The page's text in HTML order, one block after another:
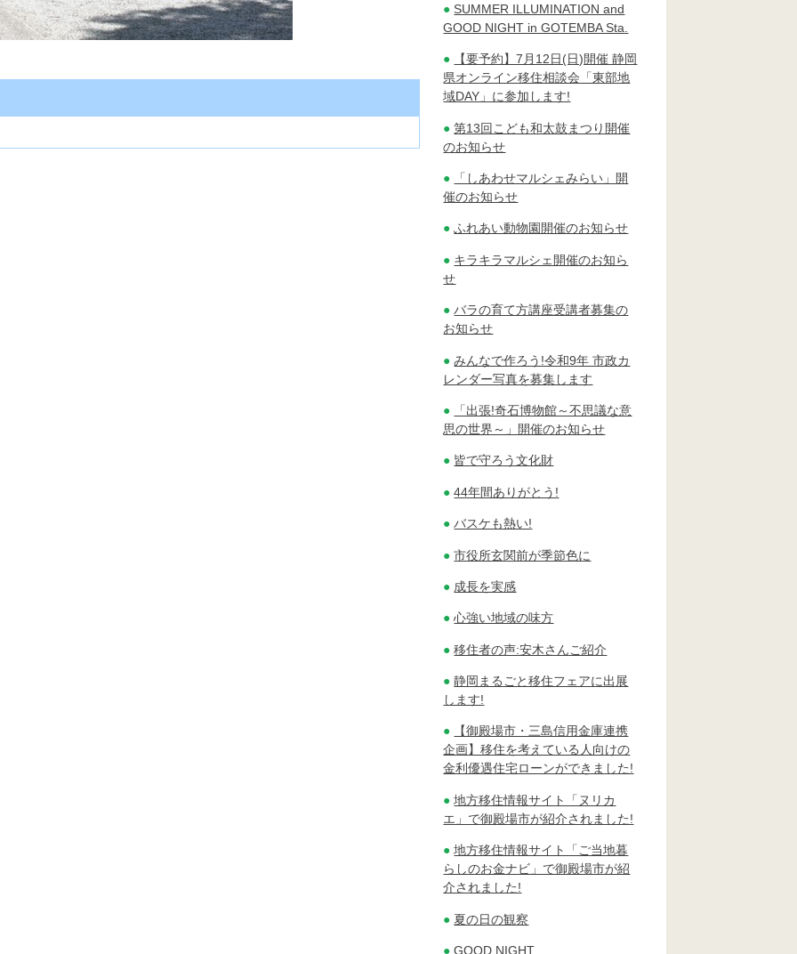
SUMMER ILLUMINATION and
GOOD NIGHT in GOTEMBA Sta.
【要予約】7月12日(日)開催 静岡
県オンライン移住相談会「東部地
域DAY」に参加します!
第13回こども和太鼓まつり開催
のお知らせ
「しあわせマルシェみらい」開
催のお知らせ
ふれあい動物園開催のお知らせ
キラキラマルシェ開催のお知ら
せ
バラの育て方講座受講者募集の
お知らせ
みんなで作ろう!令和9年 市政カ
レンダー写真を募集します
「出張!奇石博物館～不思議な意
思の世界～」開催のお知らせ
皆で守ろう文化財
44年間ありがとう!
バスケも熱い!
市役所玄関前が季節色に
成長を実感
心強い地域の味方
移住者の声:安木さんご紹介
静岡まるごと移住フェアに出展
します!
【御殿場市・三島信用金庫連携
企画】移住を考えている人向けの
金利優遇住宅ローンができました!
地方移住情報サイト「ヌリカ
エ」で御殿場市が紹介されました!
地方移住情報サイト「ご当地暮
らしのお金ナビ」で御殿場市が紹
介されました!
夏の日の観察
GOOD NIGHT